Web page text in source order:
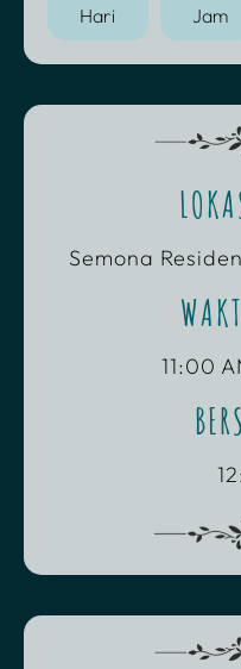
Hari Jam
Semona
11:00